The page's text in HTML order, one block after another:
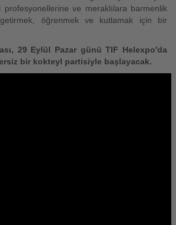
profesyonellerine ve meraklılara barmenlik
öğrenmek ve kutlamak için bir
29 Eylül Pazar günü TIF Helexpo'da
bir kokteyl partisiyle başlayacak.